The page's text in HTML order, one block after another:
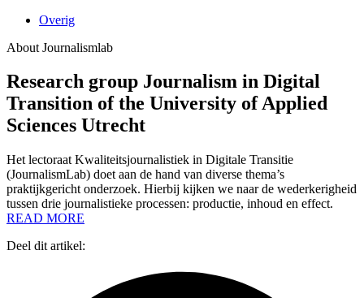
Overig
About Journalismlab
Research group Journalism in Digital
Transition of the University of Applied
Sciences Utrecht
Het lectoraat Kwaliteitsjournalistiek in Digitale Transitie
(JournalismLab) doet aan de hand van diverse thema’s
praktijkgericht onderzoek. Hierbij kijken we naar de wederkerigheid
tussen drie journalistieke processen: productie, inhoud en effect.
READ MORE
Deel dit artikel: